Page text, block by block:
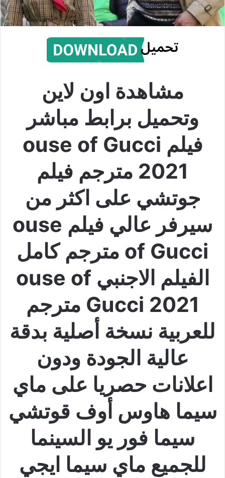
مشاهدة اون لاين
وتحميل برابط مباشر
فيلم ouse of Gucci
2021 مترجم فيلم
جوتشي على اكثر من
سيرفر عالي فيلم ouse
of Gucci مترجم كامل
الفيلم الاجنبي ouse of
Gucci 2021 مترجم
للعربية نسخة أصلية بدقة
عالية الجودة ودون
اعلانات حصريا على ماي
سيما هاوس أوف قوتشي
سيما فور يو السينما
للجميع ماي سيما ايجي